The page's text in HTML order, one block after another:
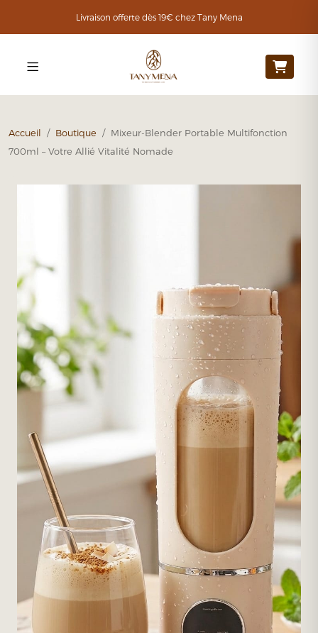
Livraison offerte dès 19€ chez Tany Mena
Accueil / Boutique / Mixeur-Blender Portable Multifonction
700ml – Votre Allié Vitalité Nomade